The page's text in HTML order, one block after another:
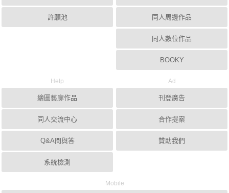
許願池 同人周邊作品
同人數位作品
BOOKY
Help
繪圖藝廊作品
同人交流中心
Q&A問與答
系統檢測
Ad
刊登廣告
合作提案
贊助我們
Mobile